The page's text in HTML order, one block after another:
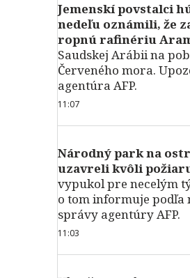
Jemenskí povstalci
nedeľu oznámili, že
ropnú rafinériu
Saudskej Arábii na
Červeného mora.
agentúra AFP.
11:07
Národný park na
uzavreli kvôli
vypukol pre necelým
o tom informuje podľa
správy agentúry AFP.
11:03